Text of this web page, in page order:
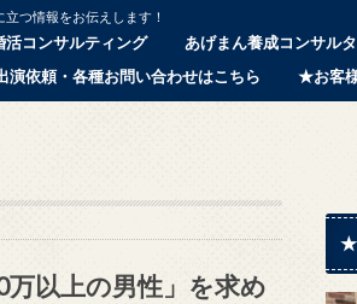
つ情報をお伝えします！
活コンサルティング あげまん養成コンサル
演依頼・各種お問い合わせはこちら ★お客
以上の男性」を求め
★